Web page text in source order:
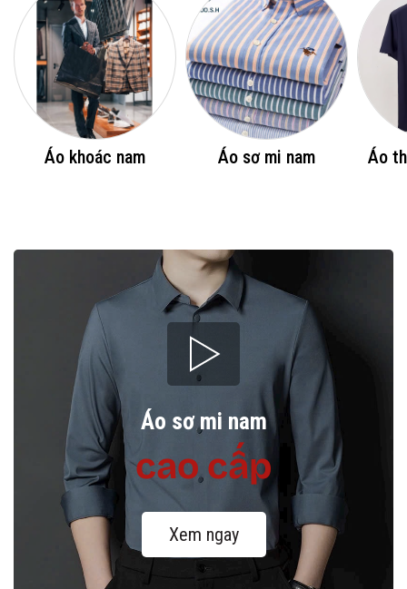
Áo khoác nam Áo sơ mi nam Áo
Áo sơ mi nam
cao cấp
Xem ngay